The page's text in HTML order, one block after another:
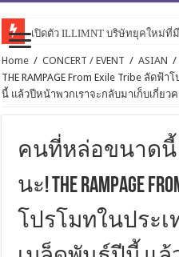
เปิดตัว ILLIMNT บริษัทยุคใหม่ที่
Home / CONCERT / EVENT / ASIAN /
THE RAMPAGE From Exile Tribe ลัด
นี้ แล้วปีหน้าพวกเราจะกลับมาเก็บเกี่ยวค
คนที่หล่อขนาดนี้ เ
นะ! THE RAMPAGE
โปรโมทในประเ